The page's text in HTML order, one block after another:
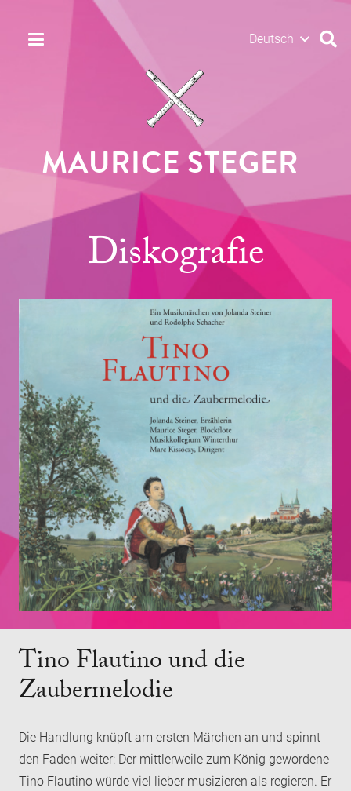
Deutsch
MAURICE STEGER
Diskografie
Tino Flautino und die
Zaubermelodie
Die Handlung knüpft am ersten Märchen an und spinnt
den Faden weiter: Der mittlerweile zum König gewordene
Tino Flautino würde viel lieber musizieren als regieren. Er